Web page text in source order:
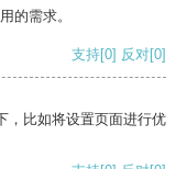
的需求。
支持[0] 反对[0]
，比如将设置页面进行优